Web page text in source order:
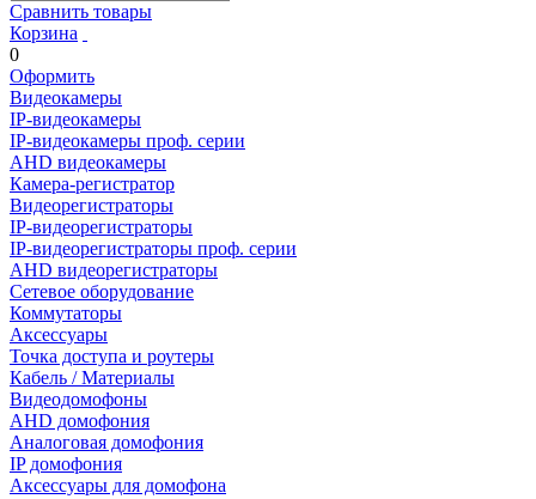
Сравнить товары
Корзина
0
Оформить
Видеокамеры
IP-видеокамеры
IP-видеокамеры проф. серии
AHD видеокамеры
Камера-регистратор
Видеорегистраторы
IP-видеорегистраторы
IP-видеорегистраторы проф. серии
AHD видеорегистраторы
Сетевое оборудование
Коммутаторы
Аксессуары
Точка доступа и роутеры
Кабель / Материалы
Видеодомофоны
AHD домофония
Аналоговая домофония
IP домофония
Аксессуары для домофона